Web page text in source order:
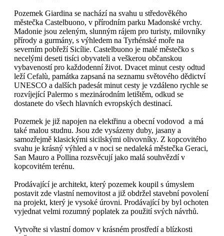
Pozemek Giardina se nachází na svahu u středověkého
městečka Castelbuono, v přírodním parku Madonské vrchy.
Madonie jsou zeleným, slunným rájem pro turisty, milovníky
přírody a gurmány, s výhledem na Tyrhénské moře na
severním pobřeží Sicílie. Castelbuono je malé městečko s
necelými deseti tisíci obyvateli a veškerou občanskou
vybaveností pro každodenní život. Dvacet minut cesty odtud
leží Cefalù, památka zapsaná na seznamu světového dědictví
UNESCO a dalších padesát minut cesty je vzdáleno rychle se
rozvíjející Palermo s mezinárodním letištěm, odkud se
dostanete do všech hlavních evropských destinací.
Pozemek je již napojen na elektřinu a obecní vodovod a má
také malou studnu. Jsou zde vysázeny duby, jasany a
samozřejmě klasickými sicilskými olivovníky. Z kopcovitého
svahu je krásný výhled a v noci se nedaleká městečka Geraci,
San Mauro a Pollina rozsvěcují jako malá souhvězdí v
kopcovitém terénu.
Prodávající je architekt, který pozemek koupil s úmyslem
postavit zde vlastní nemovitost a již obdržel stavební povolení
na projekt, který je vysoké úrovni. Prodávající by byl ochoten
vyjednat velmi rozumný poplatek za použití svých návrhů.
Vytvořte si vlastní domov v krásném prostředí a blízkosti